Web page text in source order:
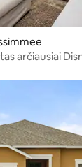
arčiausiai